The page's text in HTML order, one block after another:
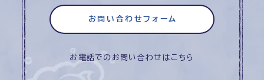
お問い合わせフォーム
お電話でのお問い合わせはこちら